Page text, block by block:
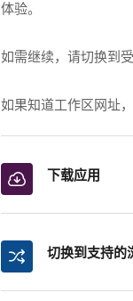
体验。
如需继续，请切换到
如果知道工作区网址，
下载应用
切换到支持的